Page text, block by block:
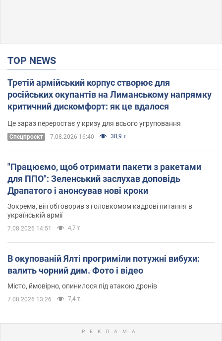
TOP NEWS
Третій армійський корпус створює для
російських окупантів на Лиманському напрямку
критичний дискомфорт: як це вдалося
Це зараз переростає у кризу для всього угруповання
Cпецпроєкт 7.08.2026 16:40 38,9 т.
"Працюємо, щоб отримати пакети з ракетами
для ППО": Зеленський заслухав доповідь
Драпатого і анонсував нові кроки
Зокрема, він обговорив з головкомом кадрові питання в
українській армії
7.08.2026 14:51 4,7 т.
В окупованій Ялті прогриміли потужні вибухи:
валить чорний дим. Фото і відео
Місто, ймовірно, опинилося під атакою дронів
7.08.2026 13:26 7,4 т.